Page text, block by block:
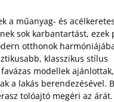
a műanyag- és
sok karbantartást, ezek
otthonok
klasszikus stílus
modellek
a lakás berendezésével.
tolóajtó megéri az árát.